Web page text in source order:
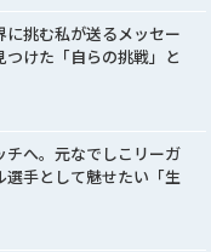
挑む私が送るメッセー
けた「自らの挑戦」と
へ。元なでしこリーガ
手として魅せたい「生